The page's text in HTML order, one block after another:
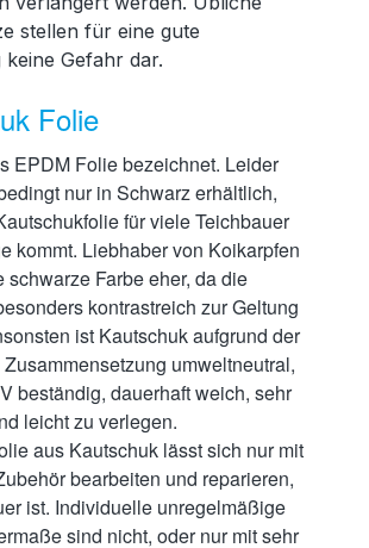
stellen für eine gute
Gefahr dar.
Folie
EPDM Folie bezeichnet. Leider
nur in Schwarz erhältlich,
für viele Teichbauer
kommt. Liebhaber von Koikarpfen
schwarze Farbe eher, da die
kontrastreich zur Geltung
ist Kautschuk aufgrund der
umweltneutral,
beständig, dauerhaft weich, sehr
leicht zu verlegen.
aus Kautschuk lässt sich nur mit
bearbeiten und reparieren,
ist. Individuelle unregelmäßige
sind nicht, oder nur mit sehr